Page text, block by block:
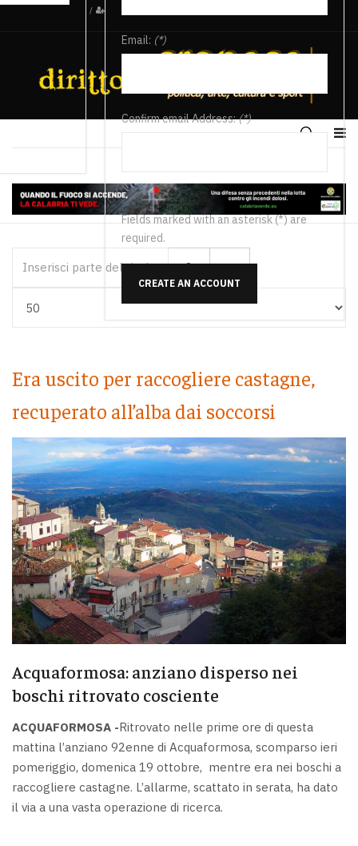
/
Email: (*)
Confirm email Address:(*)
Fields marked with an asterisk (*) are
required.
CREATE AN ACCOUNT
Era uscito per raccogliere castagne,
recuperato all’alba dai soccorsi
Acquaformosa: anziano disperso nei
boschi ritrovato cosciente
ACQUAFORMOSA -Ritrovato nelle prime ore di questa
mattina l’anziano 92enne di Acquaformosa, scomparso ieri
pomeriggio, domenica 19 ottobre, mentre era nei boschi a
raccogliere castagne. L’allarme, scattato in serata, ha dato
il via a una vasta operazione di ricerca.